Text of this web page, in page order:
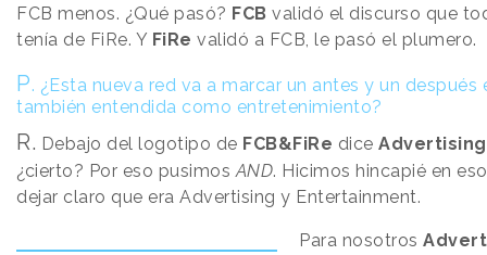
FCB menos. ¿Qué pasó? FCB validó el discurso que
tenía de FiRe. Y FiRe validó a FCB, le pasó el plumero.
P. ¿Esta nueva red va a marcar un antes y un después
también entendida como entretenimiento?
R. Debajo del logotipo de FCB&FiRe dice Advertising
¿cierto? Por eso pusimosAND. Hicimos hincapié en
dejar claro que era Advertising y Entertainment.
Para nosotros